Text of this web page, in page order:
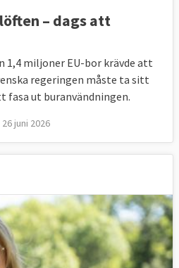
– dags att
1,4 miljoner EU-bor krävde att
regeringen måste ta sitt
fasa ut buranvändningen.
juni 2026